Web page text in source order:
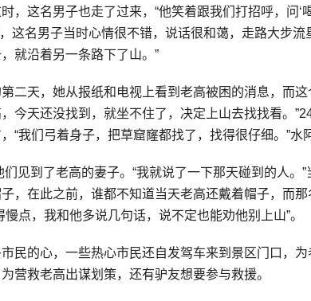
，这名男子也走了过来，“他笑着跟我们打招呼，问‘
，这名男子当时心情很不错，说话很和蔼，走路大步
就沿着另一条路下了山。”
二天，她从报纸和电视上看到老高被困的消息，而
今天还没找到，就坐不住了，决定上山去找找看。
“我们弓着身子，把草窟窿都找了，找得很仔细。”水
见到了老高的妻子。“我就说了一下那天碰到的人。
，在此之前，谁都不知道当天老高还戴着帽子，而
慢点，我和他多说几句话，说不定也能劝他别上山”。
民的心，一些热心市民还自发驾车来到景区门口，
营救老高出谋划策，还有驴友想要参与救援。